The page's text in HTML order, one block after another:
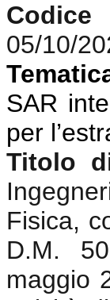
Codice
05/10/
SAR
per
Titolo
Fisica,
D.M.
maggio